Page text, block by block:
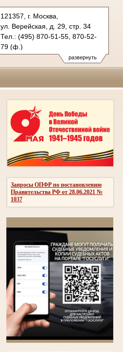
развернуть
121357, г. Москва,
ул. Верейская, д. 29, стр. 34
Тел.: (495) 870-51-55, 870-52-
79 (ф.)
2kas@sudrf.ru
Запросы ОПФР по постановлению
Правительства РФ от 28.06.2021 №
1037